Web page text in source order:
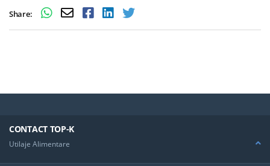
Share:
CONTACT TOP-K
Utilaje Alimentare